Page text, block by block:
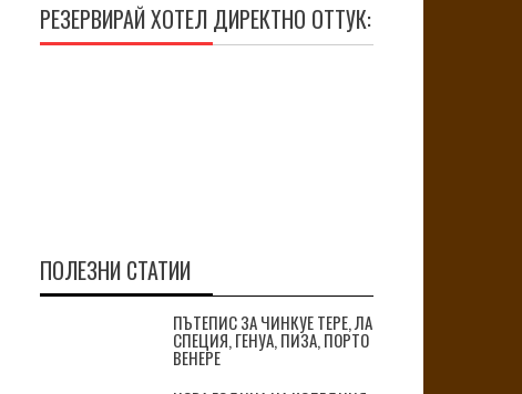
РЕЗЕРВИРАЙ ХОТЕЛ ДИРЕКТНО ОТТУК:
ПОЛЕЗНИ СТАТИИ
ПЪТЕПИС ЗА ЧИНКУЕ ТЕРЕ, ЛА
СПЕЦИЯ, ГЕНУА, ПИЗА, ПОРТО
ВЕНЕРЕ